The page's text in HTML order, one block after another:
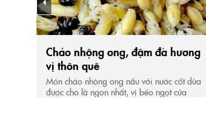
Cháo nhộng ong, đậm đà hương
vị thôn quê
Món cháo nhộng ong nấu với nước cốt dừa
được cho là ngon nhất, vị béo ngọt của